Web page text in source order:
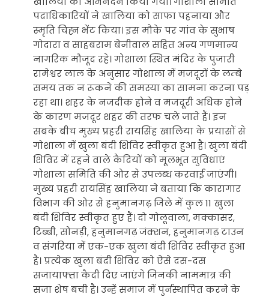
पदाधिकारियों ने खालिया को साफा पहनाया और
स्मृति चिह्न भेंट किया। इस मौके पर गांव के सुभाष
गोदारा व साहबराम बेनीवाल सहित अन्य गणमान्य
नागरिक मौजूद रहे। गोशाला स्थित मंदिर के पुजारी
रामेश्वर लाल के अनुसार गोशाला में मजदूरों के लम्बे
समय तक न रूकने की समस्या का सामना करना पड़
रहा था। शहर के नजदीक होने व मजदूरी अधिक होने
के कारण मजदूर शहर की तरफ चले जाते हैं। इन
सबके बीच मुख्य प्रहरी रायसिंह खालिया के प्रयासों से
गोशाला में खुला बंदी शिविर स्वीकृत हुआ है। खुला बंदी
शिविर में रहने वाले कैदियों को मूलभूत सुविधाएं
गोशाला समिति की ओर से उपलब्ध करवाई जाएंगी।
मुख्य प्रहरी रायसिंह खालिया ने बताया कि कारागार
विभाग की ओर से हनुमानगढ़ जिले में कुल 11 खुला
बंदी शिविर स्वीकृत हुए हैं। दो गोलूवाला, मक्कासर,
टिब्बी, सोनड़ी, हनुमानगढ़ जंक्शन, हनुमानगढ़ टाउन
व संगरिया में एक-एक खुला बंदी शिविर स्वीकृत हुआ
है। प्रत्येक खुला बंदी शिविर को ऐसे दस-दस
सजायाफ्ता कैदी दिए जाएंगे जिनकी नाममात्र की
सजा शेष बची है। उन्हें समाज में पुर्नस्थापित करने के